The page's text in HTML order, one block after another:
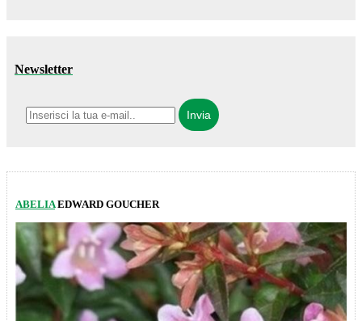
Newsletter
ABELIAEDWARD GOUCHER